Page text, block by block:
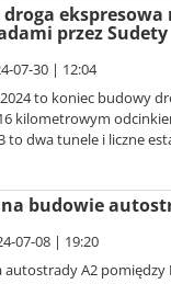
przez Sudety
07-30 | 12:04
to koniec budowy
kilometrowym
to dwa tunele i liczne
na budowie
07-08 | 19:20
autostrady A2 pomiędzy